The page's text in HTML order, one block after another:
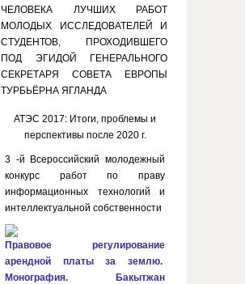
ЧЕЛОВЕКА ЛУЧШИХ РАБОТ
МОЛОДЫХ ИССЛЕДОВАТЕЛЕЙ И
СТУДЕНТОВ, ПРОХОДИВШЕГО
ПОД ЭГИДОЙ ГЕНЕРАЛЬНОГО
СЕКРЕТАРЯ СОВЕТА ЕВРОПЫ
ТУРБЬЁРНА ЯГЛАНДА
АТЭС 2017: Итоги, проблемы и
перспективы после 2020 г.
3 -й Всероссийский молодежный
конкурс работ по праву
информационных технологий и
интеллектуальной собственности
Правовое регулирование
арендной платы за землю.
Монография. Бакытжан